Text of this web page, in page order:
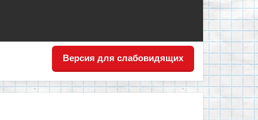
Версия для слабовидящих